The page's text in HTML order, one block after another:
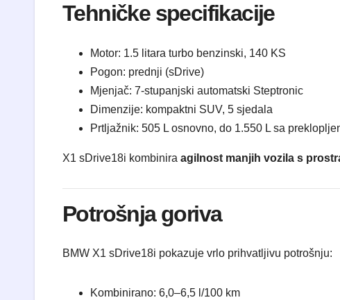
Tehničke specifikacije
Motor: 1.5 litara turbo benzinski, 140 KS
Pogon: prednji (sDrive)
Mjenjač: 7-stupanjski automatski Steptronic
Dimenzije: kompaktni SUV, 5 sjedala
Prtljažnik: 505 L osnovno, do 1.550 L sa
X1 sDrive18i kombinira agilnost manjih vozila s
Potrošnja goriva
BMW X1 sDrive18i pokazuje vrlo prihvatljivu potrošnju:
Kombinirano: 6,0–6,5 l/100 km